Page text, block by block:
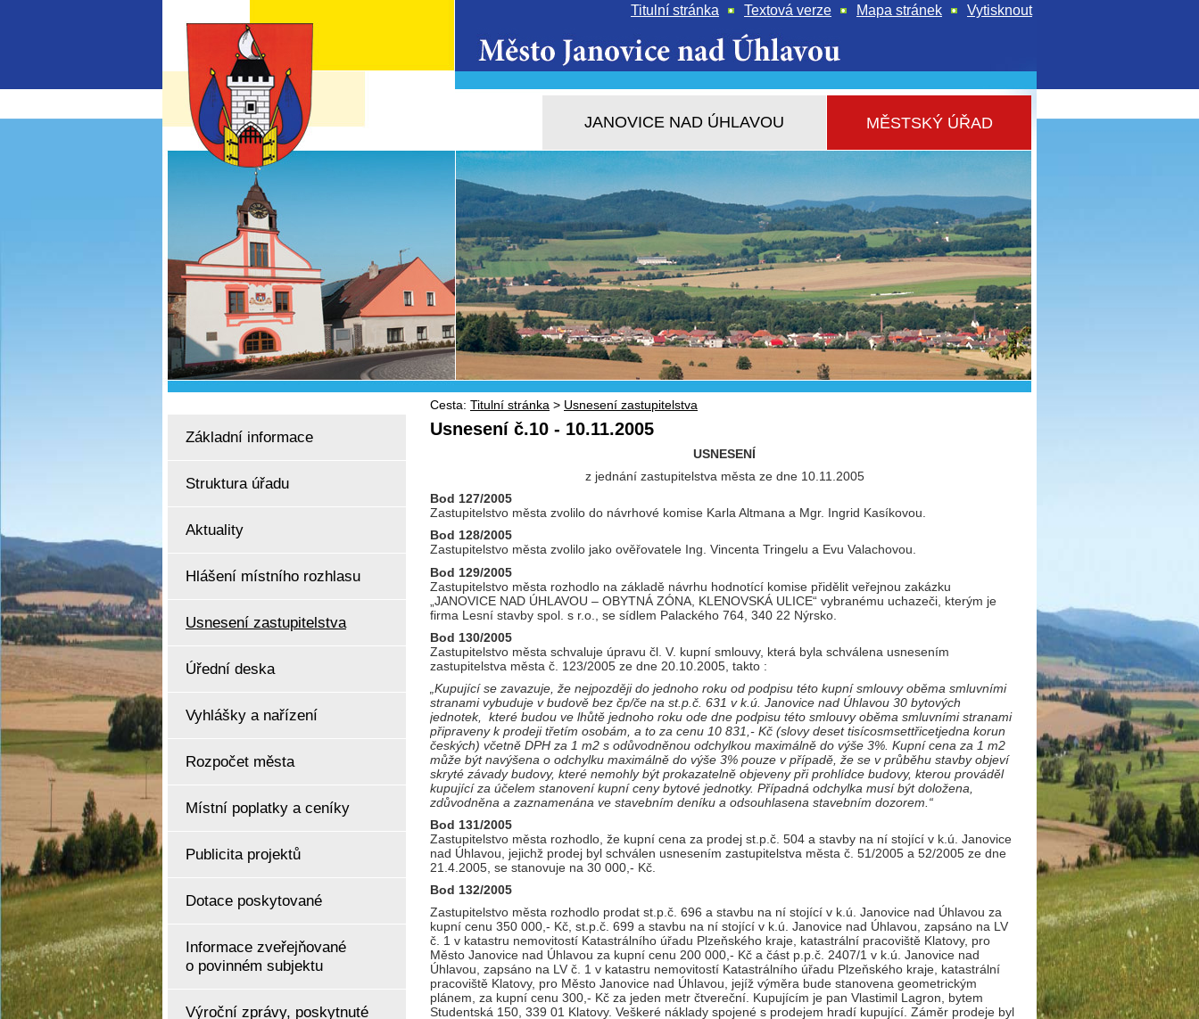
JANOVICE NAD ÚHLAVOU MĚSTSKÝ ÚŘAD
Cesta: Titulní stránka > Usnesení zastupitelstva
Titulní stránka Textová verze Mapa stránek Vytisknout
Základní informace
Struktura úřadu
Aktuality
Hlášení místního rozhlasu
Usnesení zastupitelstva
Úřední deska
Vyhlášky a nařízení
Rozpočet města
Místní poplatky a ceníky
Publicita projektů
Dotace poskytované
Informace zveřejňované
o povinném subjektu
Výroční zprávy, poskytnuté
Usnesení č.10 - 10.11.2005
USNESENÍ
z jednání zastupitelstva města ze dne 10.11.2005
Bod 127/2005
Zastupitelstvo města zvolilo do návrhové komise Karla Altmana a Mgr. Ingrid Kasíkovou.
Bod 128/2005
Zastupitelstvo města zvolilo jako ověřovatele Ing. Vincenta Tringelu a Evu Valachovou.
Bod 129/2005
Zastupitelstvo města rozhodlo na základě návrhu hodnotící komise přidělit veřejnou zakázku
„JANOVICE NAD ÚHLAVOU – OBYTNÁ ZÓNA, KLENOVSKÁ ULICE“ vybranému uchazeči, kterým je
firma Lesní stavby spol. s r.o., se sídlem Palackého 764, 340 22 Nýrsko.
Bod 130/2005
Zastupitelstvo města schvaluje úpravu čl. V. kupní smlouvy, která byla schválena usnesením
zastupitelstva města č. 123/2005 ze dne 20.10.2005, takto :
„Kupující se zavazuje, že nejpozději do jednoho roku od podpisu této kupní smlouvy oběma smluvními
stranami vybuduje v budově bez čp/če na st.p.č. 631 v k.ú. Janovice nad Úhlavou 30 bytových
jednotek, které budou ve lhůtě jednoho roku ode dne podpisu této smlouvy oběma smluvními stranami
připraveny k prodeji třetím osobám, a to za cenu 10 831,- Kč (slovy deset tisícosmsettřicetjedna korun
českých) včetně DPH za 1 m2 s odůvodněnou odchylkou maximálně do výše 3%. Kupní cena za 1 m2
může být navýšena o odchylku maximálně do výše 3% pouze v případě, že se v průběhu stavby objeví
skryté závady budovy, které nemohly být prokazatelně objeveny při prohlídce budovy, kterou prováděl
kupující za účelem stanovení kupní ceny bytové jednotky. Případná odchylka musí být doložena,
zdůvodněna a zaznamenána ve stavebním deníku a odsouhlasena stavebním dozorem.“
Bod 131/2005
Zastupitelstvo města rozhodlo, že kupní cena za prodej st.p.č. 504 a stavby na ní stojící v k.ú. Janovice
nad Úhlavou, jejichž prodej byl schválen usnesením zastupitelstva města č. 51/2005 a 52/2005 ze dne
21.4.2005, se stanovuje na 30 000,- Kč.
Bod 132/2005
Zastupitelstvo města rozhodlo prodat st.p.č. 696 a stavbu na ní stojící v k.ú. Janovice nad Úhlavou za
kupní cenu 350 000,- Kč, st.p.č. 699 a stavbu na ní stojící v k.ú. Janovice nad Úhlavou, zapsáno na LV
č. 1 v katastru nemovitostí Katastrálního úřadu Plzeňského kraje, katastrální pracoviště Klatovy, pro
Město Janovice nad Úhlavou za kupní cenu 200 000,- Kč a část p.p.č. 2407/1 v k.ú. Janovice nad
Úhlavou, zapsáno na LV č. 1 v katastru nemovitostí Katastrálního úřadu Plzeňského kraje, katastrální
pracoviště Klatovy, pro Město Janovice nad Úhlavou, jejíž výměra bude stanovena geometrickým
plánem, za kupní cenu 300,- Kč za jeden metr čtvereční. Kupujícím je pan Vlastimil Lagron, bytem
Studentská 150, 339 01 Klatovy. Veškeré náklady spojené s prodejem hradí kupující. Záměr prodeje byl